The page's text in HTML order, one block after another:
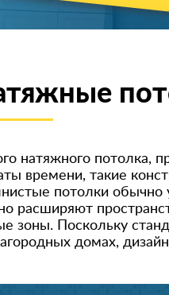
натяжного потолка,
времени, такие
потолки
расширяют
зоны. Поскольку
домах,